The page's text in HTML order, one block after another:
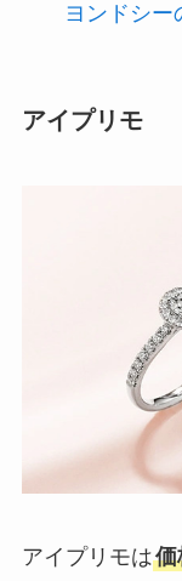
ヨンドシー
アイプリモ
アイプリモは価